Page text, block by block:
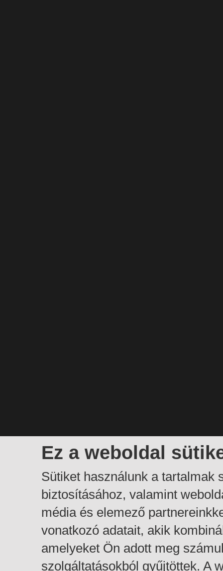
Ez a weboldal
Sütiket használunk a tartalmak
biztosításához, valamint
média és elemező
vonatkozó adatait, akik
amelyeket Ön adott meg
szolgáltatásokból gyűjtöttek. A